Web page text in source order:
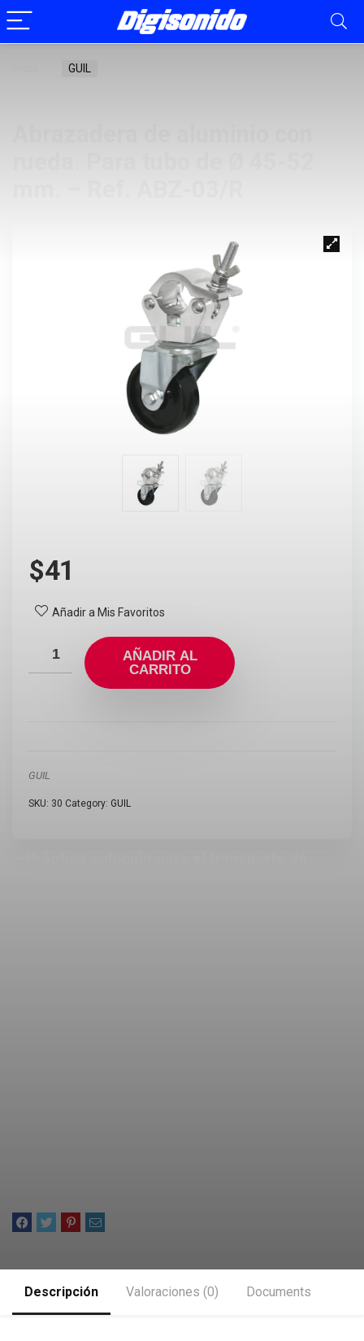
GUIL
$41
Añadir a Mis Favoritos
AÑADIR AL
CARRITO
GUIL
SKU: 30 Category: GUIL
Descripción Valoraciones (0) Documents